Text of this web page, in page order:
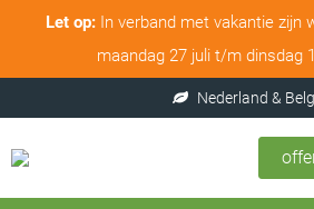
Let op:In verband met vakantie zijn
maandag 27 juli t/m dinsdag